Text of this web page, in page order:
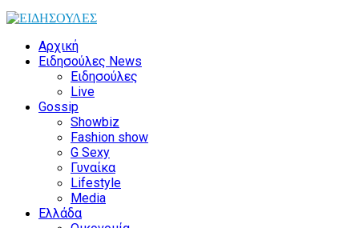
Αρχική
Ειδησούλες News
Ειδησούλες
Live
Gossip
Showbiz
Fashion show
G Sexy
Γυναίκα
Lifestyle
Media
Ελλάδα